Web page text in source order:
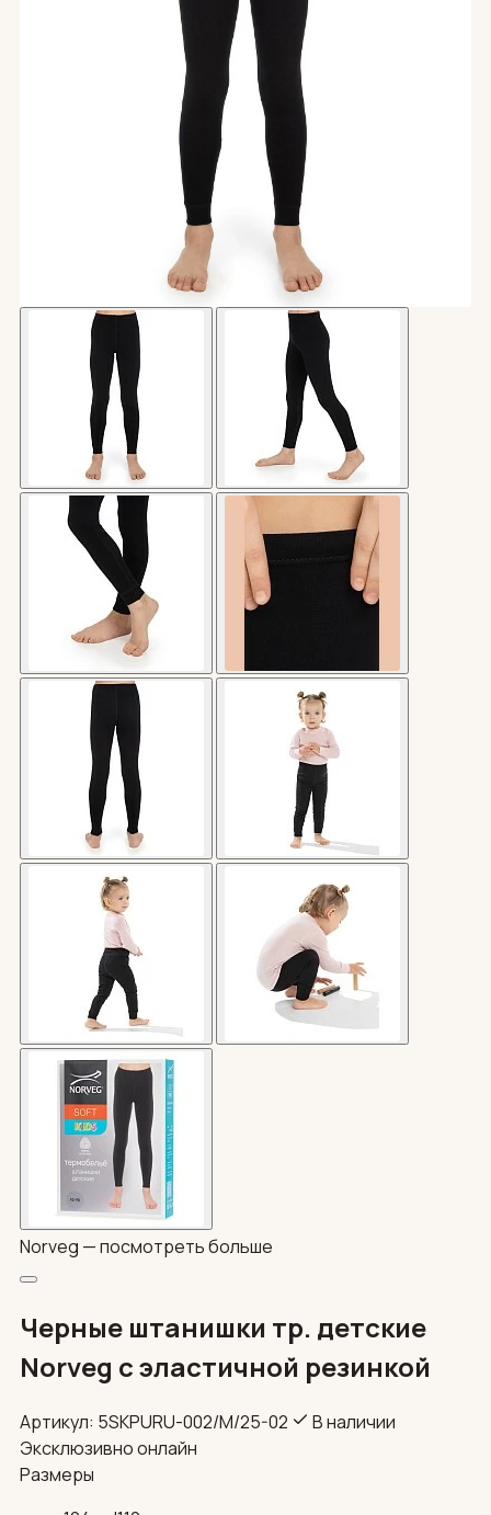
Norveg —посмотреть больше
Черные штанишки тр. детские
Norveg с эластичной резинкой
Артикул: 5SKPURU-002/М/25-02
В наличии
Эксклюзивно онлайн
Размеры